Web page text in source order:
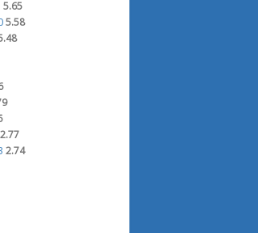
5.65
5.58
2.77
2.74